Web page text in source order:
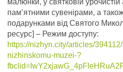
малюнки, у святковій
пам’ятними сувенірами, а
подарунками від Святого
ресурс] – Режим доступу:
https://nizhyn.city/articles/
nizhinskomu-muzei-?